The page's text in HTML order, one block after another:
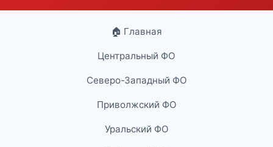
🏠 Главная
Центральный ФО
Северо-Западный ФО
Приволжский ФО
Уральский ФО